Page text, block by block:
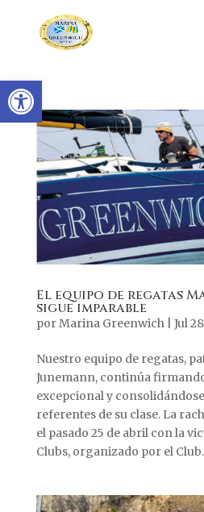
Abrir barra de herramientas
El equipo de regatas
sigue imparable
porMarina Greenwich| Jul
Nuestro equipo de regatas,
Junemann, continúa
excepcional y
referentes de su clase. La
el pasado 25 de abril con la
Clubs, organizado por el